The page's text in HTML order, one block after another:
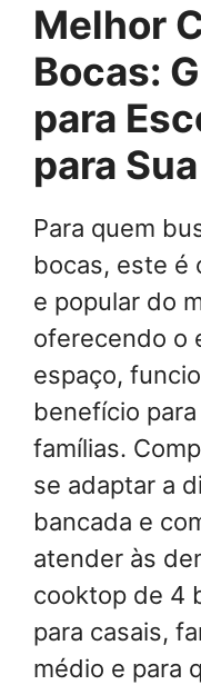
Melhor
Bocas:
para
para
Para quem
bocas, este é
e popular do
oferecendo o
espaço,
benefício
famílias.
se adaptar a
bancada e
atender às
cooktop de 4
para casais,
médio e para